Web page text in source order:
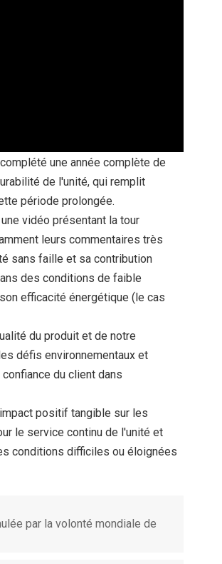
une année complète de
de l'unité, qui remplit
période prolongée.
vidéo présentant la tour
leurs commentaires très
sans faille et sa contribution
des conditions de faible
efficacité énergétique (le cas
du produit et de notre
défis environnementaux et
du client dans
positif tangible sur les
le service continu de l'unité et
conditions difficiles ou éloignées
par la volonté mondiale de